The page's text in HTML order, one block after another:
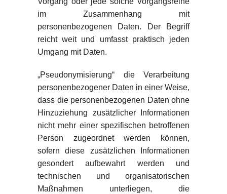
im Zusammenhang mit
personenbezogenen Daten. Der Begriff
reicht weit und umfasst praktisch jeden
Umgang mit Daten.
„Pseudonymisierung“ die Verarbeitung
personenbezogener Daten in einer Weise,
dass die personenbezogenen Daten ohne
Hinzuziehung zusätzlicher Informationen
nicht mehr einer spezifischen betroffenen
Person zugeordnet werden können,
sofern diese zusätzlichen Informationen
gesondert aufbewahrt werden und
technischen und organisatorischen
Maßnahmen unterliegen, die